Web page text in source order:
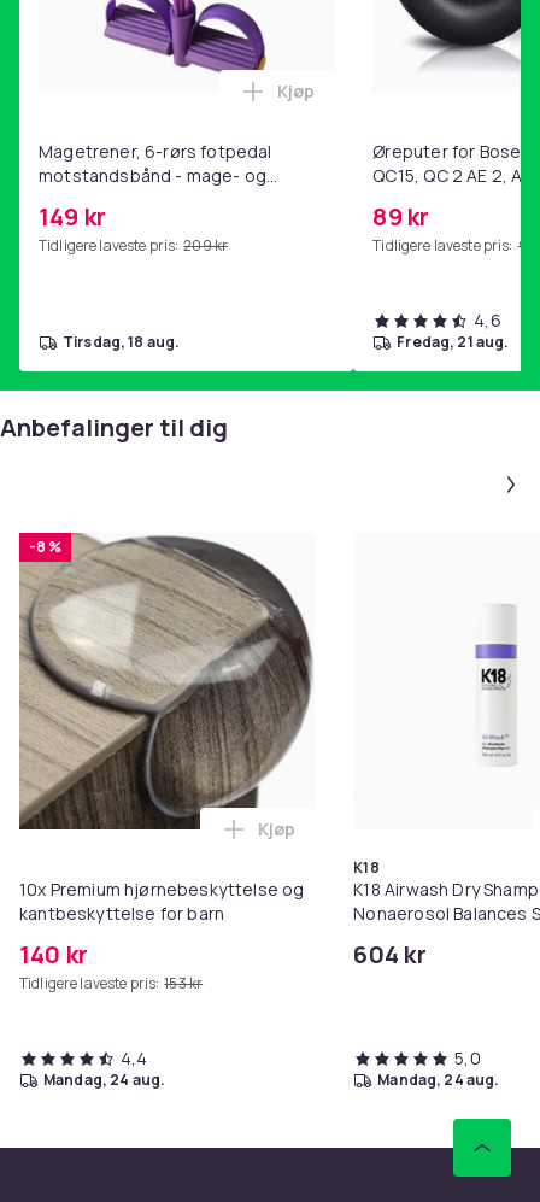
Magetrener, 6-rørs fotpedal
motstandsbånd - mage- og
hjemmegymnastikk Purple
149 kr
Tidligere laveste pris: 209 kr
Legg Magetrener, 6-rørs
Kjøp
tirsdag, 18 aug.
Øreputer for Bose
QC15, QC 2 AE 2, AE
89 kr
Tidligere laveste pris: 99
4,6
fredag, 21 aug.
Anbefalinger til dig
-8 %
10x Premium hjørnebeskyttelse og
kantbeskyttelse for barn
140 kr
Tidligere laveste pris: 153 kr
Legg 10x Premium
Kjøp
4,4
mandag, 24 aug.
K18
K18 Airwash Dry
Nonaerosol Balances
604 kr
5,0
mandag, 24 aug.